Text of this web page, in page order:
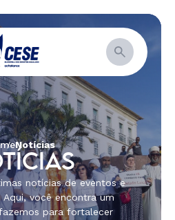
Notícias
notícias de eventos e
Aqui, você encontra um
para fortalecer